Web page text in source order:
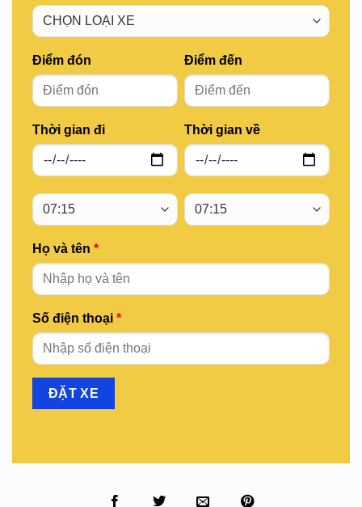
Điểm đón
Thời gian đi
Điểm đến
Thời gian về
Họ và tên *
Số điện thoại *